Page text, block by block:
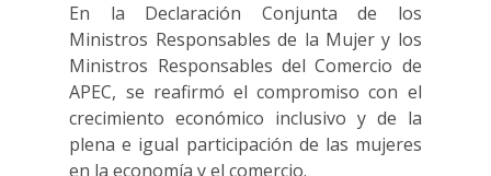
En la Declaración Conjunta de los
Ministros Responsables de la Mujer y los
Ministros Responsables del Comercio de
APEC, se reafirmó el compromiso con el
crecimiento económico inclusivo y de la
plena e igual participación de las mujeres
en la economía y el comercio.